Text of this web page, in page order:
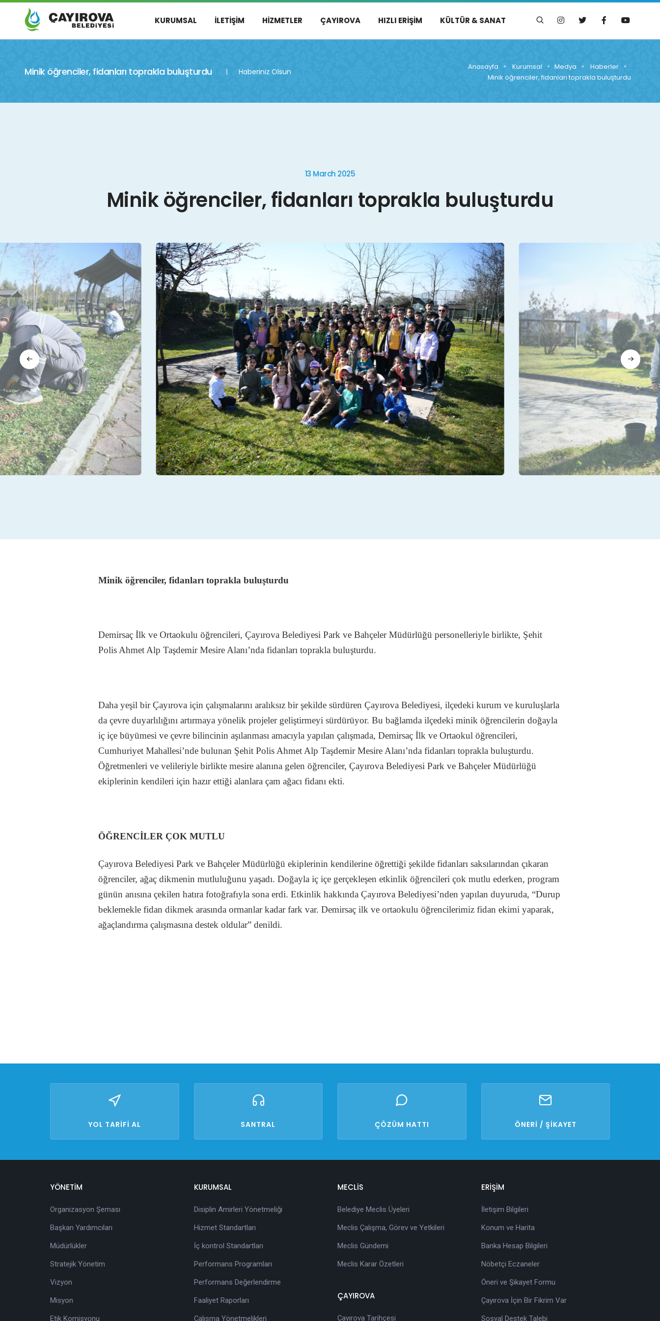
KURUMSAL İLETIŞIM HIZMETLER ÇAYIROVA HIZLI ERIŞIM KÜLTÜR & SANAT
Minik öğrenciler, fidanları toprakla buluşturdu Haberiniz Olsun
Anasayfa Kurumsal Medya
Haberler
Minik öğrenciler, fidanları toprakla buluşturdu
13 March 2025
Minik öğrenciler, fidanları toprakla buluşturdu
Minik öğrenciler, fidanları toprakla buluşturdu
Demirsaç İlk ve Ortaokulu öğrencileri, Çayırova Belediyesi Park ve Bahçeler Müdürlüğü personelleriyle birlikte, Şehit
Polis Ahmet Alp Taşdemir Mesire Alanı’nda fidanları toprakla buluşturdu.
Daha yeşil bir Çayırova için çalışmalarını aralıksız bir şekilde sürdüren Çayırova Belediyesi, ilçedeki kurum ve kuruluşlarla
da çevre duyarlılığını artırmaya yönelik projeler geliştirmeyi sürdürüyor. Bu bağlamda ilçedeki minik öğrencilerin doğayla
iç içe büyümesi ve çevre bilincinin aşılanması amacıyla yapılan çalışmada, Demirsaç İlk ve Ortaokul öğrencileri,
Cumhuriyet Mahallesi’nde bulunan Şehit Polis Ahmet Alp Taşdemir Mesire Alanı’nda fidanları toprakla buluşturdu.
Öğretmenleri ve velileriyle birlikte mesire alanına gelen öğrenciler, Çayırova Belediyesi Park ve Bahçeler Müdürlüğü
ekiplerinin kendileri için hazır ettiği alanlara çam ağacı fidanı ekti.
ÖĞRENCİLER ÇOK MUTLU
Çayırova Belediyesi Park ve Bahçeler Müdürlüğü ekiplerinin kendilerine öğrettiği şekilde fidanları saksılarından çıkaran
öğrenciler, ağaç dikmenin mutluluğunu yaşadı. Doğayla iç içe gerçekleşen etkinlik öğrencileri çok mutlu ederken, program
günün anısına çekilen hatıra fotoğrafıyla sona erdi. Etkinlik hakkında Çayırova Belediyesi’nden yapılan duyuruda, “Durup
beklemekle fidan dikmek arasında ormanlar kadar fark var. Demirsaç ilk ve ortaokulu öğrencilerimiz fidan ekimi yaparak,
ağaçlandırma çalışmasına destek oldular” denildi.
YOL TARİFİ AL SANTRAL ÇÖZÜM HATTI ÖNERİ / ŞİKAYET
YÖNETİM
Organizasyon Şeması
Başkan Yardımcıları
Müdürlükler
Stratejik Yönetim
Vizyon
Misyon
Etik Komisyonu
KURUMSAL
Disiplin Amirleri Yönetmeliği
Hizmet Standartları
İç kontrol Standartları
Performans Programları
Performans Değerlendirme
Faaliyet Raporları
Çalışma Yönetmelikleri
MECLİS
Belediye Meclis Üyeleri
Meclis Çalışma, Görev ve Yetkileri
Meclis Gündemi
Meclis Karar Özetleri
ÇAYIROVA
Çayırova Tarihçesi
ERİŞİM
İletişim Bilgileri
Konum ve Harita
Banka Hesap Bilgileri
Nöbetçi Eczaneler
Öneri ve Şikayet Formu
Çayırova İçin Bir Fikrim Var
Sosyal Destek Talebi